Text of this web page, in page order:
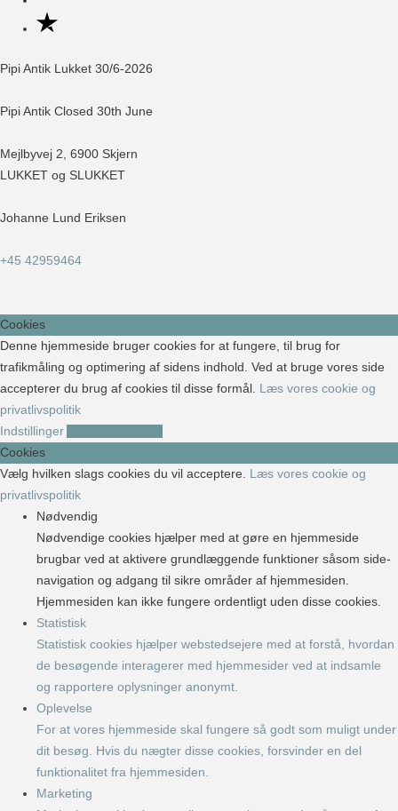
Pipi Antik Lukket 30/6-2026
Pipi Antik Closed 30th June
Mejlbyvej 2, 6900 Skjern
LUKKET og SLUKKET
Johanne Lund Eriksen
+45 42959464
Cookies
Denne hjemmeside bruger cookies for at fungere, til brug for
trafikmåling og optimering af sidens indhold. Ved at bruge vores side
accepterer du brug af cookies til disse formål. Læs vores cookie og
privatlivspolitik
Indstillinger
Cookies
Vælg hvilken slags cookies du vil acceptere. Læs vores cookie og
privatlivspolitik
Nødvendig
Nødvendige cookies hjælper med at gøre en hjemmeside
brugbar ved at aktivere grundlæggende funktioner såsom side-
navigation og adgang til sikre områder af hjemmesiden.
Hjemmesiden kan ikke fungere ordentligt uden disse cookies.
Statistisk
Statistisk cookies hjælper webstedsejere med at forstå, hvordan
de besøgende interagerer med hjemmesider ved at indsamle
og rapportere oplysninger anonymt.
Oplevelse
For at vores hjemmeside skal fungere så godt som muligt under
dit besøg. Hvis du nægter disse cookies, forsvinder en del
funktionalitet fra hjemmesiden.
Marketing